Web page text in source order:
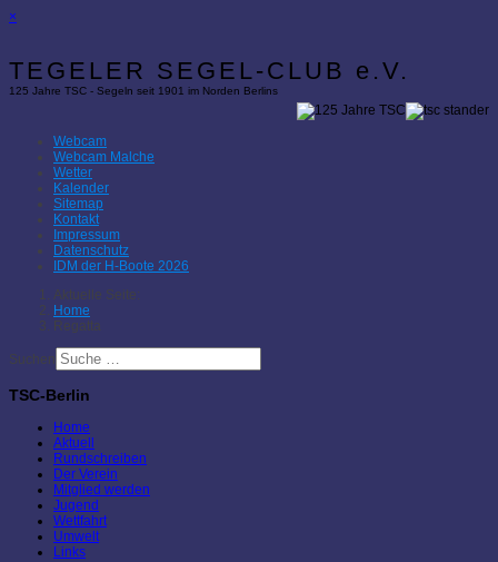
×
TEGELER SEGEL-CLUB e.V.
125 Jahre TSC - Segeln seit 1901 im Norden Berlins
Webcam
Webcam Malche
Wetter
Kalender
Sitemap
Kontakt
Impressum
Datenschutz
IDM der H-Boote 2026
Aktuelle Seite:
Home
Regatta
Suchen
TSC-Berlin
Home
Aktuell
Rundschreiben
Der Verein
Mitglied werden
Jugend
Wettfahrt
Umwelt
Links